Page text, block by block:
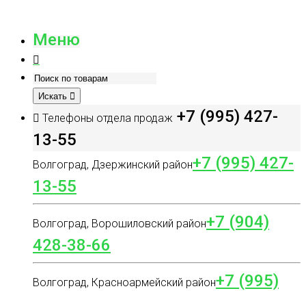
Меню
Искать
Телефоны отдела продаж +7 (995) 427-
13-55
Волгоград, Дзержинский район+7 (995) 427-
13-55
Волгоград, Ворошиловский район+7 (904)
428-38-66
Волгоград, Красноармейский район+7 (995)